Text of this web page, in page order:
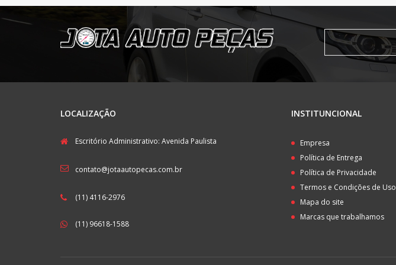
LOCALIZAÇÃO
Escritório Administrativo: Avenida Paulista
contato@jotaautopecas.com.br
(11) 4116-2976
(11) 96618-1588
INSTITUNCIONAL
Empresa
Política de Entrega
Política de Privacidade
Termos e Condições de Uso
Mapa do site
Marcas que trabalhamos